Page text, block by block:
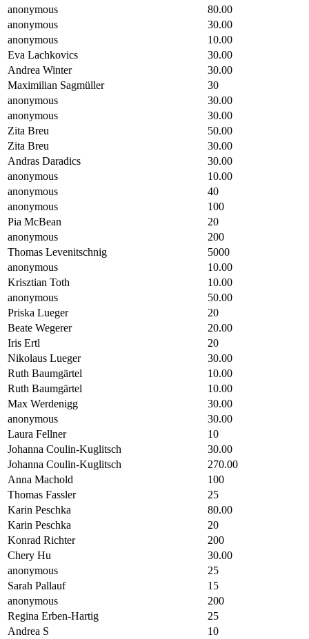
anonymous
80.00
anonymous
30.00
anonymous
10.00
Eva Lachkovics
30.00
Andrea Winter
30.00
Maximilian Sagmüller
30
anonymous
30.00
anonymous
30.00
Zita Breu
50.00
Zita Breu
30.00
Andras Daradics
30.00
anonymous
10.00
anonymous
40
anonymous
100
Pia McBean
20
anonymous
200
Thomas Levenitschnig
5000
anonymous
10.00
Krisztian Toth
10.00
anonymous
50.00
Priska Lueger
20
Beate Wegerer
20.00
Iris Ertl
20
Nikolaus Lueger
30.00
Ruth Baumgärtel
10.00
Ruth Baumgärtel
10.00
Max Werdenigg
30.00
anonymous
30.00
Laura Fellner
10
Johanna Coulin-Kuglitsch
30.00
Johanna Coulin-Kuglitsch
270.00
Anna Machold
100
Thomas Fassler
25
Karin Peschka
80.00
Karin Peschka
20
Konrad Richter
200
Chery Hu
30.00
anonymous
25
Sarah Pallauf
15
anonymous
200
Regina Erben-Hartig
25
Andrea S
10